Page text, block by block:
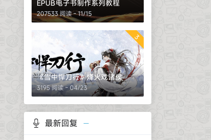
EPUB电子书制作系列教程
207533 阅读 - 11/15
3
《雪中悍刀行》烽火戏诸侯
3195 阅读 - 04/23
最新回复